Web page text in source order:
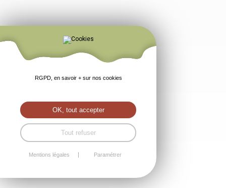
RGPD, en savoir + sur nos cookies
OK, tout accepter
Tout refuser
Mentions légales Paramétrer